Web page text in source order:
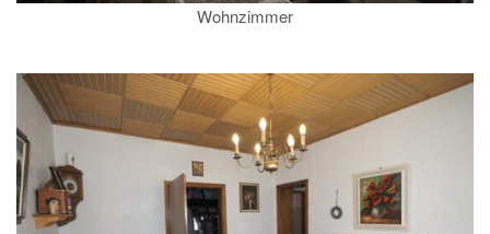
Wohnzimmer